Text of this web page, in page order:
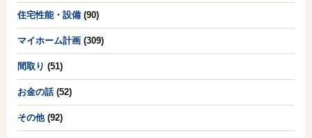
住宅性能・設備 (90)
マイホーム計画 (309)
間取り (51)
お金の話(52)
その他(92)